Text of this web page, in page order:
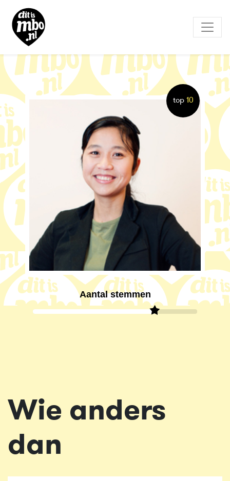
top 10
Aantal stemmen
Wie anders
dan